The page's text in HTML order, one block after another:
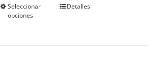
Seleccionar
opciones
EsteDetalles